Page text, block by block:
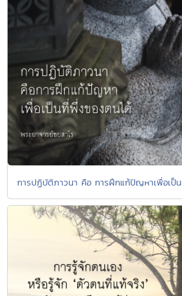
การปฏิบัติภาวนา คือ การฝึกแก้ปัญหาเพื่อเป็